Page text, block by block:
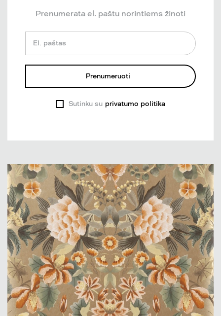
Prenumerata el. paštu norintiems žinoti
El. paštas
Prenumeruoti
Sutinku su privatumo politika